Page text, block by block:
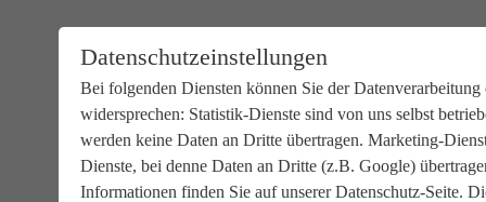
Datenschutzeinstellungen
Bei folgenden Diensten können Sie der
widersprechen: Statistik-Dienste sind von uns selbst
werden keine Daten an Dritte übertragen. Marketing-
Dienste, bei denne Daten an Dritte (z.B. Google)
Informationen finden Sie auf unserer Datenschutz-Seite.